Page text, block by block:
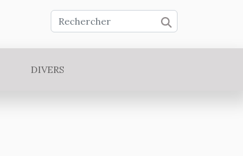
DIVERS